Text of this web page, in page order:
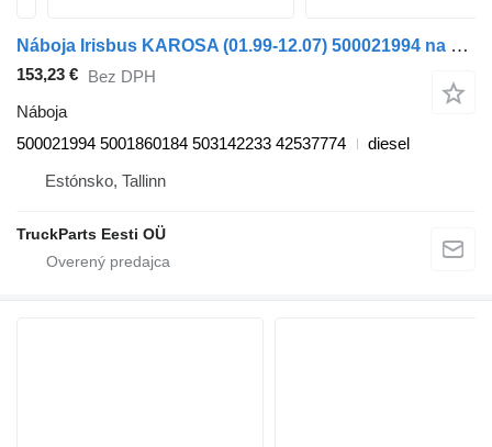
Náboja Irisbus KAROSA (01.99-12.07) 500021994 na autobusa Irisbus Access, Evadys, Axer, Karosa, Recreo, Domino, Agora, Citelis, Eurorider (1999-)
153,23 € Bez DPH
Náboja
500021994 5001860184 503142233 42537774
diesel
Estónsko, Tallinn
TruckParts Eesti OÜ